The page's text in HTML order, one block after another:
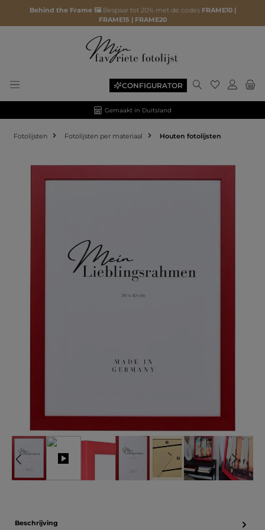
Behind the Frame 🖼️ Bespaar tot 20% met de codes FRAME10 |
FRAME15 | FRAME20
CONFIGURATOR
Gemaakt in Duitsland
Fotolijsten Fotolijsten per materiaal Houten fotolijsten
Beschrijving